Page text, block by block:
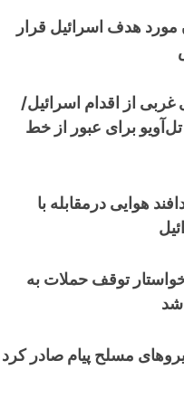
مورد هدف اسرائیل قرار
غربی از اقدام اسرائیل/
برای عبور از خط
هوایی درمقابله با
خواستار توقف حملات به
شد
مسلح پیام صادر کرد